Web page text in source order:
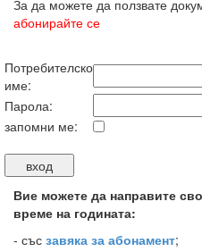
За да можете да ползвате
абонирайте се
Потребителско
име:
Парола:
запомни ме:
Вие можете да направите
време на годината:
- със завяка за абонамент;